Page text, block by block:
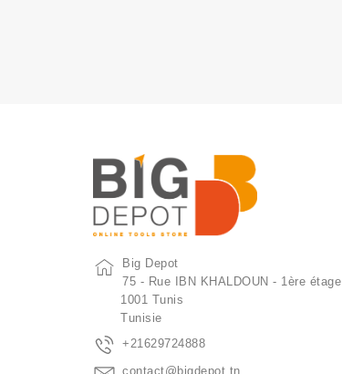
Big Depot
75 - Rue IBN KHALDOUN - 1ère étage
1001 Tunis
Tunisie
+21629724888
contact@bigdepot.tn